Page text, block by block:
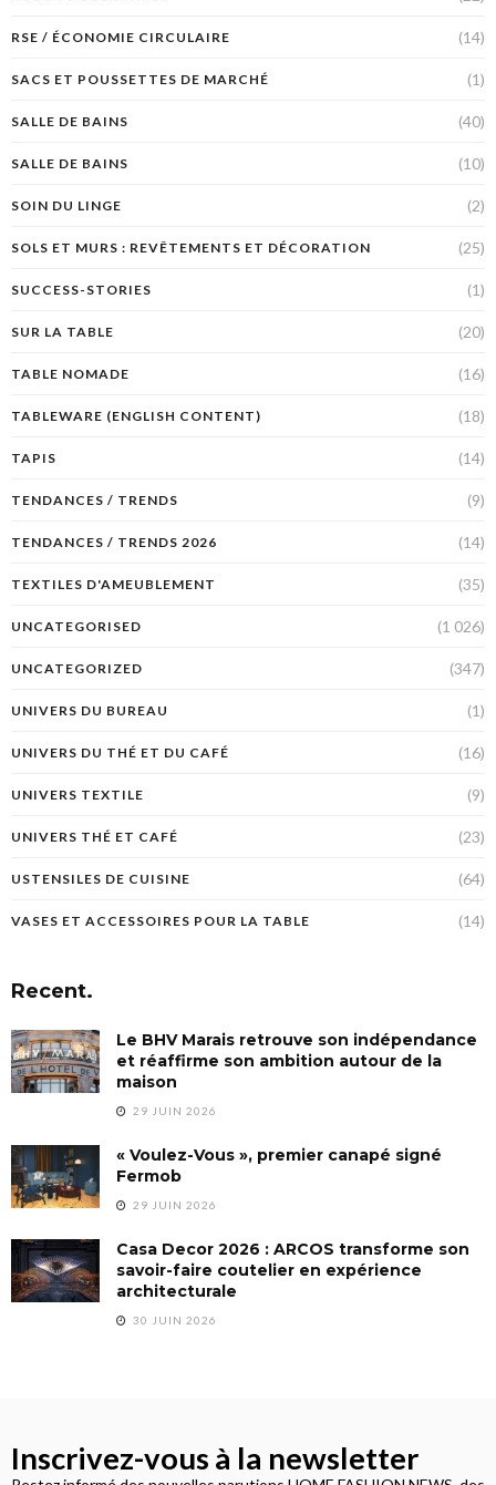
RSE / ÉCONOMIE CIRCULAIRE (14)
SACS ET POUSSETTES DE MARCHÉ (1)
SALLE DE BAINS (40)
SALLE DE BAINS (10)
SOIN DU LINGE (2)
SOLS ET MURS : REVÊTEMENTS ET DÉCORATION (25)
SUCCESS-STORIES (1)
SUR LA TABLE (20)
TABLE NOMADE (16)
TABLEWARE (ENGLISH CONTENT) (18)
TAPIS (14)
TENDANCES / TRENDS (9)
TENDANCES / TRENDS 2026 (14)
TEXTILES D'AMEUBLEMENT (35)
UNCATEGORISED (1 026)
UNCATEGORIZED (347)
UNIVERS DU BUREAU (1)
UNIVERS DU THÉ ET DU CAFÉ (16)
UNIVERS TEXTILE (9)
UNIVERS THÉ ET CAFÉ (23)
USTENSILES DE CUISINE (64)
VASES ET ACCESSOIRES POUR LA TABLE (14)
Recent.
Le BHV Marais retrouve son indépendance
et réaffirme son ambition autour de la
maison
29 JUIN 2026
« Voulez-Vous », premier canapé signé
Fermob
29 JUIN 2026
Casa Decor 2026 : ARCOS transforme son
savoir-faire coutelier en expérience
architecturale
30 JUIN 2026
Inscrivez-vous à la newsletter